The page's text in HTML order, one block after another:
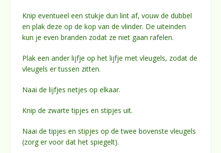
Knip eventueel een stukje dun lint af, vouw de dubbel
en plak deze op de kop van de vlinder. De uiteinden
kun je even branden zodat ze niet gaan rafelen.
Plak een ander lijfje op het lijfje met vleugels, zodat de
vleugels er tussen zitten.
Naai de lijfjes netjes op elkaar.
Knip de zwarte tipjes en stipjes uit.
Naai de tipjes en stipjes op de twee bovenste vleugels
(zorg er voor dat het spiegelt).